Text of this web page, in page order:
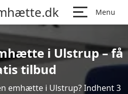
Menu
i Ulstrup – få
tilbud
emhætte i Ulstrup? Indhent 3